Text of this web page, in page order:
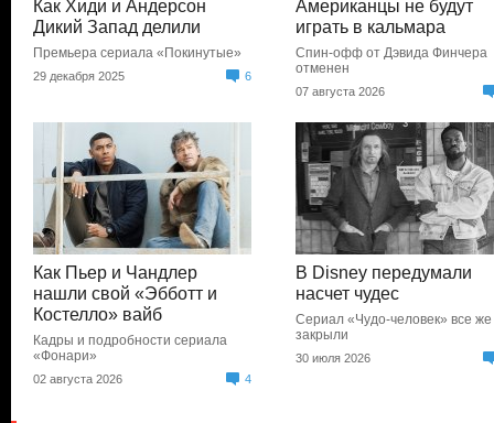
Как Хиди и Андерсон
Дикий Запад делили
Премьера сериала «Покинутые»
29 декабря 2025 6
Американцы не будут
играть в кальмара
Спин-офф от Дэвида Финчера
отменен
07 августа 2026
Как Пьер и Чандлер
нашли свой «Эбботт и
Костелло» вайб
Кадры и подробности сериала
«Фонари»
02 августа 2026 4
В Disney передумали
насчет чудес
Сериал «Чудо-человек» все же
закрыли
30 июля 2026